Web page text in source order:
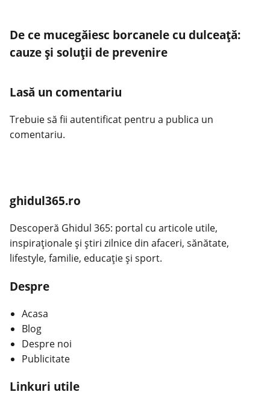
De ce mucegăiesc borcanele cu dulceață:
cauze și soluții de prevenire
Lasă un comentariu
Trebuie să fii autentificat pentru a publica un
comentariu.
ghidul365.ro
Descoperă Ghidul 365: portal cu articole utile,
inspiraționale și știri zilnice din afaceri, sănătate,
lifestyle, familie, educație și sport.
Despre
Acasa
Blog
Despre noi
Publicitate
Linkuri utile